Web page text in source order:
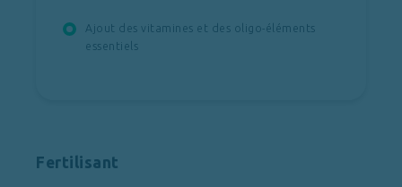
Ajout des vitamines et des oligo-éléments
essentiels
Fertilisant